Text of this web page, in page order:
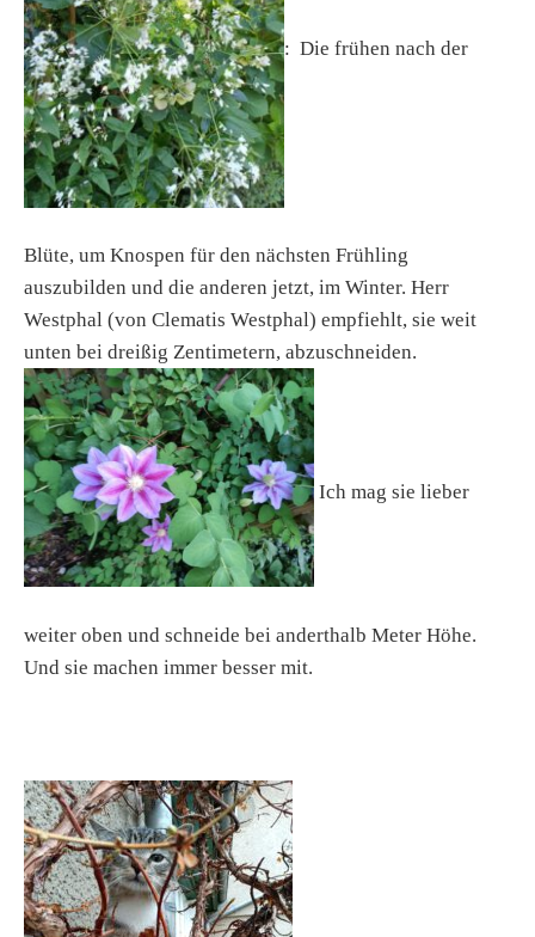
: Die frühen nach der
Blüte, um Knospen für den nächsten Frühling
auszubilden und die anderen jetzt, im Winter. Herr
Westphal (von Clematis Westphal) empfiehlt, sie weit
unten bei dreißig Zentimetern, abzuschneiden.
Ich mag sie lieber
weiter oben und schneide bei anderthalb Meter Höhe.
Und sie machen immer besser mit.